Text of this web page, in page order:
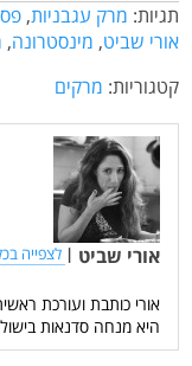
תגיות: מרק עגבניות,
אורי שביט, מינסטרונה,
קטגוריות: מרקים
אורי שביט | לצפייה
אורי כותבת ועורכת
היא מנחה סדנאות